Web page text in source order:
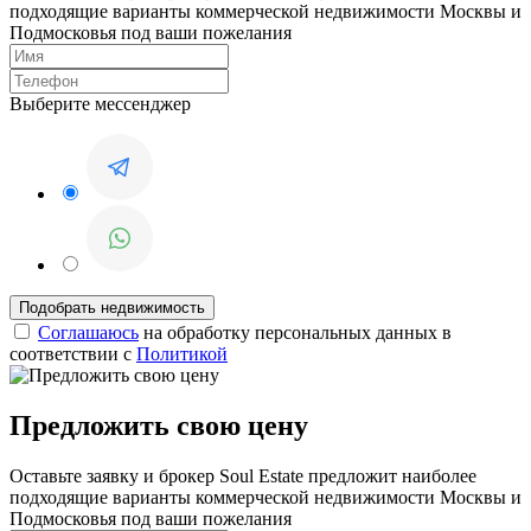
подходящие варианты коммерческой недвижимости Москвы и
Подмосковья под ваши пожелания
Выберите мессенджер
Соглашаюсь на обработку персональных данных в
соответствии с Политикой
Предложить свою цену
Оставьте заявку и брокер Soul Estate предложит наиболее
подходящие варианты коммерческой недвижимости Москвы и
Подмосковья под ваши пожелания